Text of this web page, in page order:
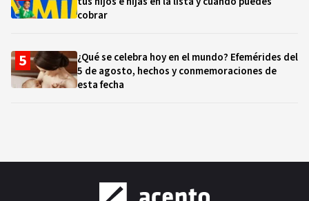
cobrar
¿Qué se celebra hoy en el mundo? Efemérides del
5 de agosto, hechos y conmemoraciones de
esta fecha